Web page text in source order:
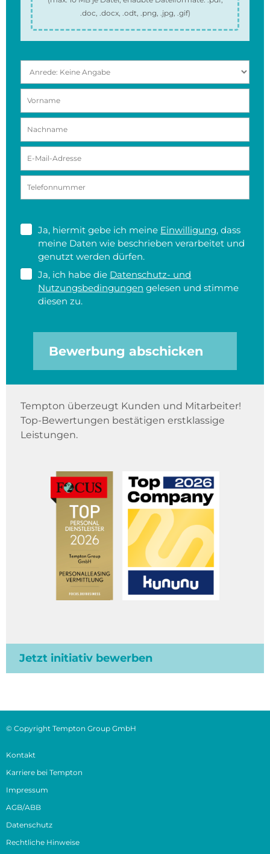
.doc, .docx, .odt, .png, .jpg, .gif)
Ja, hiermit gebe ich meine Einwilligung, dass
meine Daten wie beschrieben verarbeitet und
genutzt werden dürfen.
Ja, ich habe die Datenschutz- und
Nutzungsbedingungen gelesen und stimme
diesen zu.
Bewerbung abschicken
Tempton überzeugt Kunden und Mitarbeiter!
Top-Bewertungen bestätigen erstklassige
Leistungen.
Jetzt initiativ bewerben
© Copyright Tempton Group GmbH
Kontakt
Karriere bei Tempton
Impressum
AGB/ABB
Datenschutz
Rechtliche Hinweise